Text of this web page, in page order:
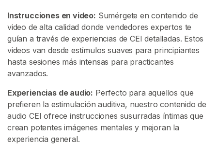
Instrucciones en video: Sumérgete en contenido de
video de alta calidad donde vendedores expertos te
guían a través de experiencias de CEI detalladas. Estos
videos van desde estímulos suaves para principiantes
hasta sesiones más intensas para practicantes
avanzados.
Experiencias de audio: Perfecto para aquellos que
prefieren la estimulación auditiva, nuestro contenido de
audio CEI ofrece instrucciones susurradas íntimas que
crean potentes imágenes mentales y mejoran la
experiencia general.
e
s
P
a
r
a
o
m
e
r
S